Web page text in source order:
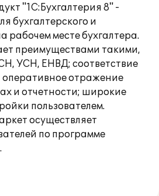
"1С:Бухгалтерия 8" -
бухгалтерского и
рабочем месте бухгалтера.
преимуществами такими,
УСН, ЕНВД; соответствие
оперативное отражение
и отчетности; широкие
пользователем.
осуществляет
по программе